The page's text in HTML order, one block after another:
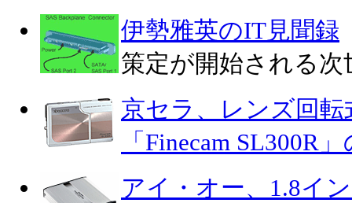
伊勢雅英のIT見聞録
策定が開始される次
京セラ、レンズ回
「Finecam SL300R
アイ・オー、1.8イ